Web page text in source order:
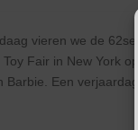
vieren we de
Fair in New York
Barbie. Een